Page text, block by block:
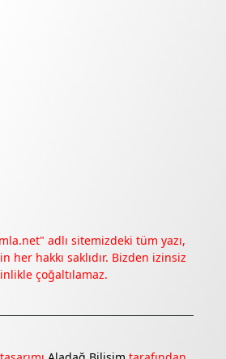
adlı sitemizdeki tüm yazı,
her hakkı saklıdır. Bizden izinsiz
çoğaltılamaz.